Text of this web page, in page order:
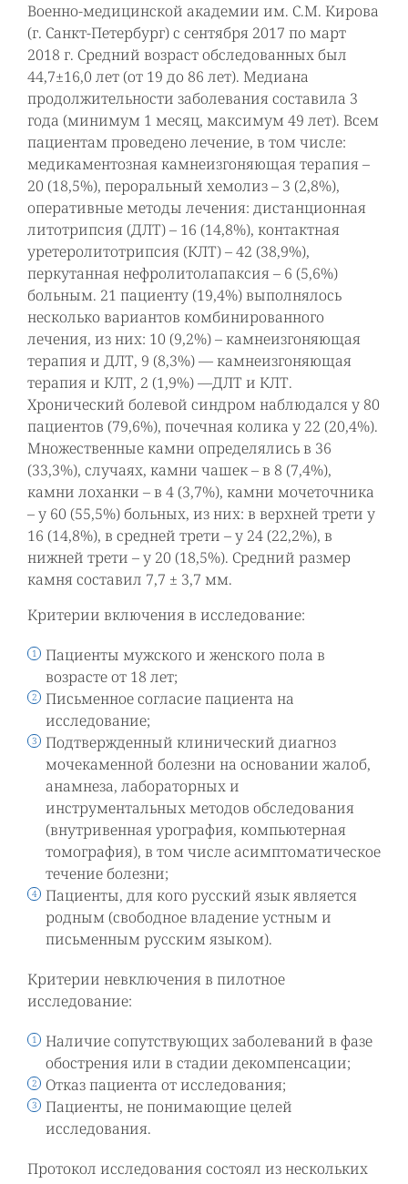
Военно-медицинской академии им. С.М. Кирова
(г. Санкт-Петербург) с сентября 2017 по март
2018 г. Средний возраст обследованных был
44,7±16,0 лет (от 19 до 86 лет). Медиана
продолжительности заболевания составила 3
года (минимум 1 месяц, максимум 49 лет). Всем
пациентам проведено лечение, в том числе:
медикаментозная камнеизгоняющая терапия –
20 (18,5%), пероральный хемолиз – 3 (2,8%),
оперативные методы лечения: дистанционная
литотрипсия (ДЛТ) – 16 (14,8%), контактная
уретеролитотрипсия (КЛТ) – 42 (38,9%),
перкутанная нефролитолапаксия – 6 (5,6%)
больным. 21 пациенту (19,4%) выполнялось
несколько вариантов комбинированного
лечения, из них: 10 (9,2%) – камнеизгоняющая
терапия и ДЛТ, 9 (8,3%) — камнеизгоняющая
терапия и КЛТ, 2 (1,9%) —ДЛТ и КЛТ.
Хронический болевой синдром наблюдался у 80
пациентов (79,6%), почечная колика у 22 (20,4%).
Множественные камни определялись в 36
(33,3%), случаях, камни чашек – в 8 (7,4%),
камни лоханки – в 4 (3,7%), камни мочеточника
– у 60 (55,5%) больных, из них: в верхней трети у
16 (14,8%), в средней трети – у 24 (22,2%), в
нижней трети – у 20 (18,5%). Средний размер
камня составил 7,7 ± 3,7 мм.
Критерии включения в исследование:
Пациенты мужского и женского пола в
возрасте от 18 лет;
Письменное согласие пациента на
исследование;
Подтвержденный клинический диагноз
мочекаменной болезни на основании жалоб,
анамнеза, лабораторных и
инструментальных методов обследования
(внутривенная урография, компьютерная
томография), в том числе асимптоматическое
течение болезни;
Пациенты, для кого русский язык является
родным (свободное владение устным и
письменным русским языком).
Критерии невключения в пилотное
исследование:
Наличие сопутствующих заболеваний в фазе
обострения или в стадии декомпенсации;
Отказ пациента от исследования;
Пациенты, не понимающие целей
исследования.
Протокол исследования состоял из нескольких